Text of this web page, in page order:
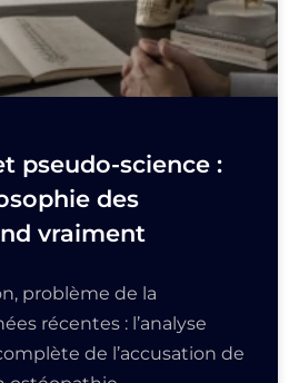
pseudo-science :
des
vraiment
problème de la
récentes : l’analyse
de l’accusation de